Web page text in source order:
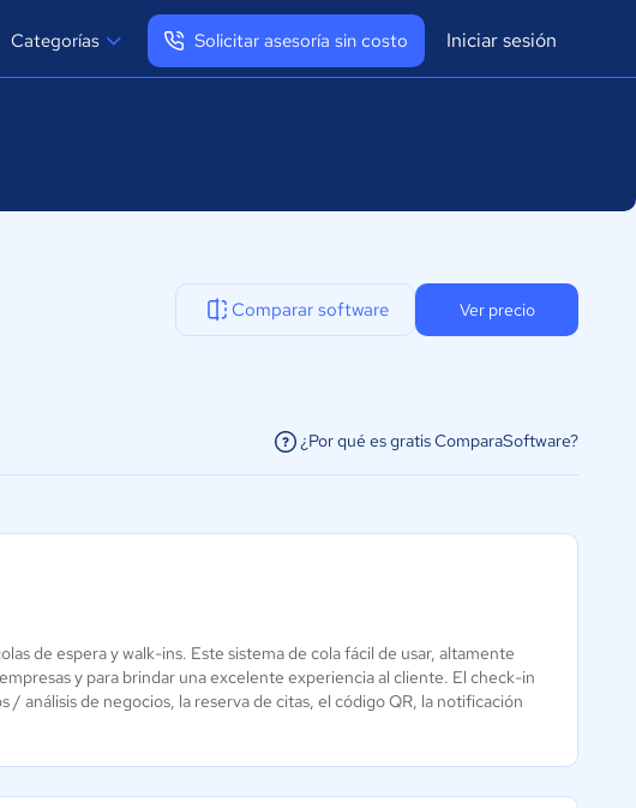
Categorías Solicitar asesoría sin costo Iniciar sesión
Comparar software Ver precio
¿Por qué es gratis ComparaSoftware?
Axion Clinical
Aún sin
Agile CRM
4.8 / 5
de espera y walk-ins. Este sistema de cola fácil de usar, altamente
y para brindar una excelente experiencia al cliente. El check-in
análisis de negocios, la reserva de citas, el código QR, la notificación